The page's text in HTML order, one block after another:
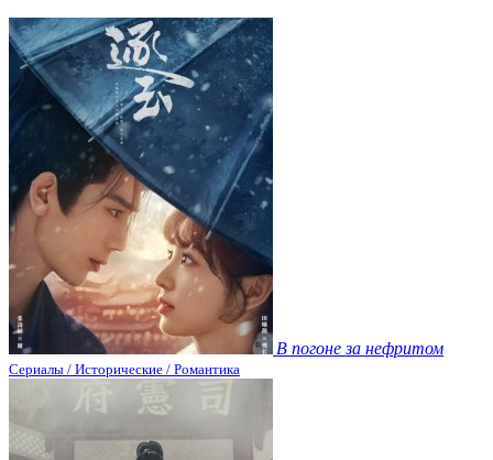
В погоне за нефритом
Сериалы / Исторические / Романтика